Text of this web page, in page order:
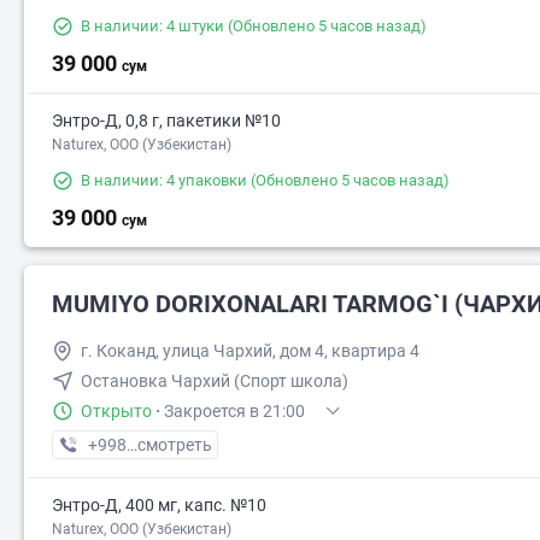
В наличии: 4 штуки (Обновлено 5 часов назад)
39 000 сум
Энтро-Д, 0,8 г, пакетики №10
Naturex, OOO (Узбекистан)
В наличии: 4 упаковки (Обновлено 5 часов назад)
39 000 сум
MUMIYO DORIXONALARI TARMOG`I
г. Коканд, улица Чархий, дом 4, квартира 4
Остановка Чархий (Спорт школа)
Открыто · Закроется в 21:00
+998 (90) XXX-XX-XX
смотреть
Энтро-Д, 400 мг, капс. №10
Naturex, OOO (Узбекистан)